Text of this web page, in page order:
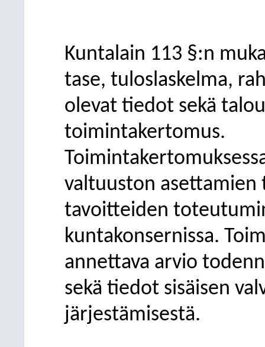
Kuntalain 113 §:n
tase, tuloslaskelma,
olevat tiedot sekä
toimintakertomus.
valtuuston
tavoitteiden
kuntakonsernissa.
annettava arvio
sekä tiedot sisäisen
järjestämisestä.